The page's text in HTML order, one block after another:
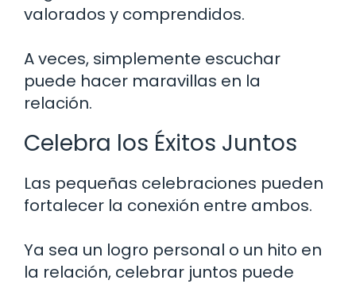
valorados y comprendidos.
A veces, simplemente escuchar
puede hacer maravillas en la
relación.
Celebra los Éxitos Juntos
Las pequeñas celebraciones pueden
fortalecer la conexión entre ambos.
Ya sea un logro personal o un hito en
la relación, celebrar juntos puede